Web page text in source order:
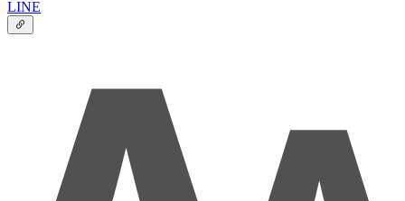
LINE